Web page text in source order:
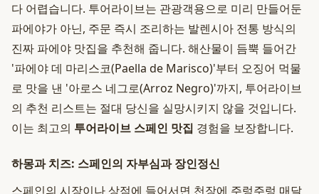
다 어렵습니다. 투어라이브는 관광객용으로 미리 만들어둔
파에야가 아닌, 주문 즉시 조리하는 발렌시아 전통 방식의
진짜 파에야 맛집을 추천해 줍니다. 해산물이 듬뿍 들어간
'파에야 데 마리스코(Paella de Marisco)'부터 오징어 먹물
로 맛을 낸 '아로스 네그로(Arroz Negro)'까지, 투어라이브
의 추천 리스트는 절대 당신을 실망시키지 않을 것입니다.
이는 최고의 투어라이브 스페인 맛집 경험을 보장합니다.
하몽과 치즈: 스페인의 자부심과 장인정신
스페인의 시장이나 상점에 들어서면 천장에 주렁주렁 매달